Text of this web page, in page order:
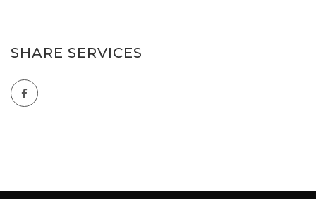
SHARE SERVICES